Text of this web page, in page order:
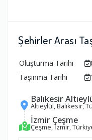
Şehirler Arası
Oluşturma Tarihi
Taşınma Tarihi
Balıkesir
Altıeylül, Balıkesir,
İzmir Çeşme
Çeşme, İzmir,